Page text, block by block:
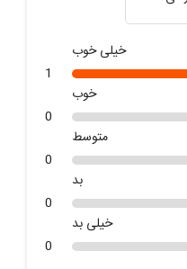
خیلی خوب
1
خوب
0
متوسط
0
بد
0
خیلی بد
0